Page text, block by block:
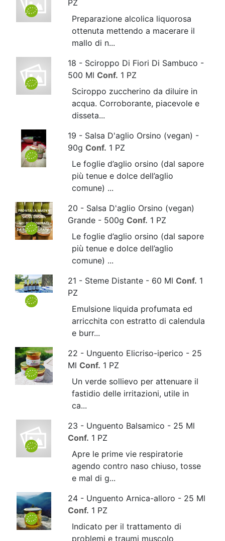
PZ
Preparazione alcolica liquorosa
ottenuta mettendo a macerare il
mallo di n...
18 - Sciroppo Di Fiori Di Sambuco -
500 Ml Conf. 1 PZ
Sciroppo zuccherino da diluire in
acqua. Corroborante, piacevole e
disseta...
19 - Salsa D'aglio Orsino (vegan) -
90g Conf. 1 PZ
Le foglie d’aglio orsino (dal sapore
più tenue e dolce dell’aglio
comune) ...
20 - Salsa D'aglio Orsino (vegan)
Grande - 500g Conf. 1 PZ
Le foglie d’aglio orsino (dal sapore
più tenue e dolce dell’aglio
comune) ...
21 - Steme Distante - 60 Ml Conf. 1
PZ
Emulsione liquida profumata ed
arricchita con estratto di calendula
e burr...
22 - Unguento Elicriso-iperico - 25
Ml Conf. 1 PZ
Un verde sollievo per attenuare il
fastidio delle irritazioni, utile in
ca...
23 - Unguento Balsamico - 25 Ml
Conf. 1 PZ
Apre le prime vie respiratorie
agendo contro naso chiuso, tosse
e mal di g...
24 - Unguento Arnica-alloro - 25 Ml
Conf. 1 PZ
Indicato per il trattamento di
problemi e traumi muscolo